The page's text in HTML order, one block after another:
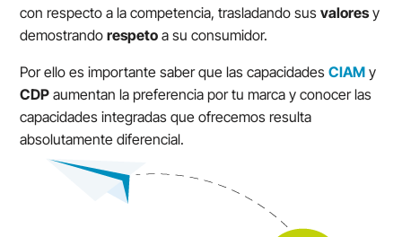
con respecto a la competencia, trasladando susvaloresy
demostrandorespeto a su consumidor.
Por ello es importante saber que las capacidadesCIAM y
CDP aumentan la preferencia por tu marca y conocer las
capacidades integradas que ofrecemos resulta
absolutamente diferencial.